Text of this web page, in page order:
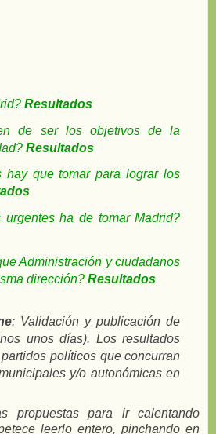
Resultados
de ser los objetivos de la
Resultados
hay que tomar para lograr los
urgentes ha de tomar Madrid?
Administración y ciudadanos
dirección? Resultados
: Validación y publicación de
unos días). Los resultados
políticos que concurran
y/o autonómicas en
propuestas para ir calentando
leerlo entero, pinchando en